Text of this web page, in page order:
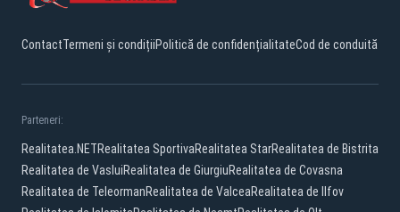
ContactTermeni și condițiiPolitică de confidențialitateCod de conduită
Parteneri:
Realitatea.NETRealitatea SportivaRealitatea StarRealitatea de Bistrita
Realitatea de VasluiRealitatea de GiurgiuRealitatea de Covasna
Realitatea de TeleormanRealitatea de ValceaRealitatea de Ilfov